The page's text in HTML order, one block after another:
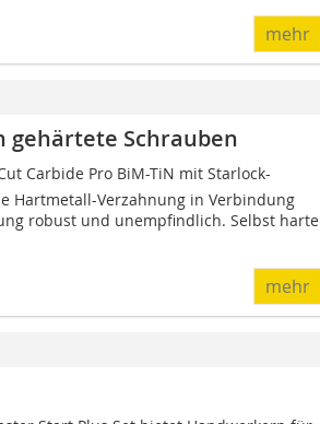
mehr
Schrauben
Carbide Pro BiM-TiN mit Starlock-
Hartmetall-Verzahnung in Verbindung
robust und unempfindlich. Selbst harte
mehr